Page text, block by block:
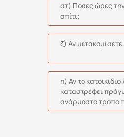
στ) Πόσες ώρες
σπίτι;
ζ) Αν
η) Αν το
καταστρέφει
ανάρμοστο τρόπο